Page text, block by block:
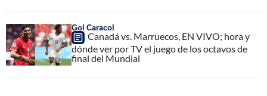
Gol Caracol
Canadá vs. Marruecos, EN VIVO; hora y
dónde ver por TV el juego de los octavos de
final del Mundial